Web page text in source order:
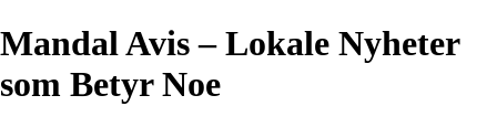
Mandal Avis – Lokale Nyheter
som Betyr Noe